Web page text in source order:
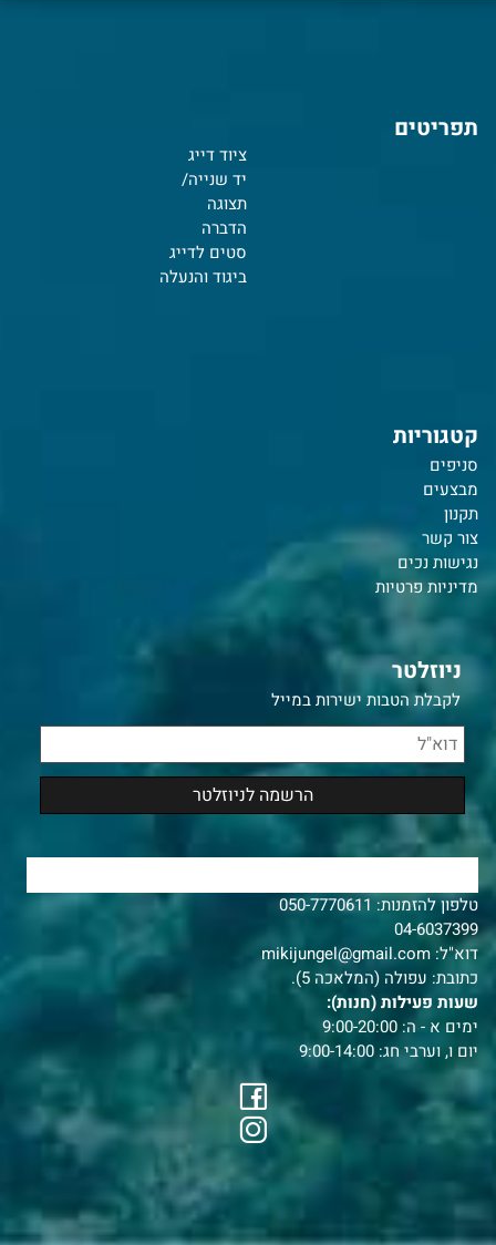
תפריטים
ציוד דייג
יד שנייה/
תצוגה
הדברה
סטים לדייג
ביגוד והנעלה
קטגוריות
סניפים
מבצעים
תקנון
צור קשר
נגישות נכים
מדיניות פרטיות
ניוזלטר
לקבלת הטבות ישירות במייל
טלפון להזמנות:050-7770611
04-6037399
דוא"ל: mikijungel@gmail.com
כתובת: עפולה (המלאכה 5).
שעות פעילות (חנות):
ימים א - ה: 9:00-20:00
יום ו, וערבי חג: 9:00-14:00